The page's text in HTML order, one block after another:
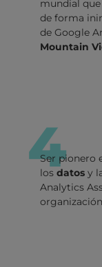
mundial que
de forma
de Google
Mountain
4
Ser pionero
los datos y
Analytics